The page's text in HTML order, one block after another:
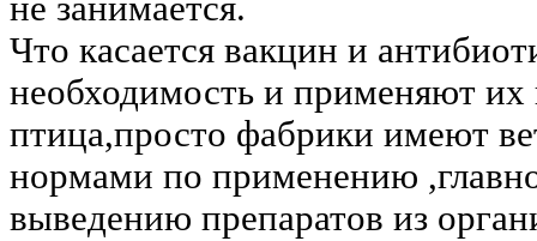
не занимается.
Что касается вакцин и
необходимость и применяют их
птица,просто фабрики имеют
нормами по применению
выведению препаратов из